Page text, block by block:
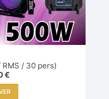
RMS / 30 pers)
€